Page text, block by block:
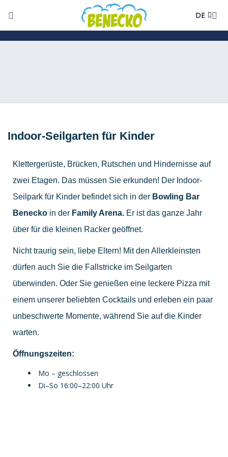
DE
Indoor-Seilgarten für Kinder
Klettergerüste, Brücken, Rutschen und Hindernisse auf
zwei Etagen. Das müssen Sie erkunden! Der Indoor-
Seilpark für Kinder befindet sich in der Bowling Bar
Benecko in der Family Arena. Er ist das ganze Jahr
über für die kleinen Racker geöffnet.
Nicht traurig sein, liebe Eltern! Mit den Allerkleinsten
dürfen auch Sie die Fallstricke im Seilgarten
überwinden. Oder Sie genießen eine leckere Pizza mit
einem unserer beliebten Cocktails und erleben ein paar
unbeschwerte Momente, während Sie auf die Kinder
warten.
Öffnungszeiten:
Mo – geschlossen
Di–So 16:00–22:00 Uhr